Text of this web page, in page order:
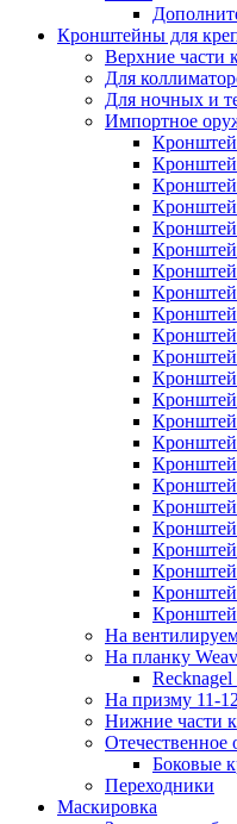
Кронштейны для
Верхние части
Для
Для ночных и
Импортное
На
На планку
Recknagel
На призму 11-
Нижние части
Отечественное
Боковые
Переходники
Маскировка